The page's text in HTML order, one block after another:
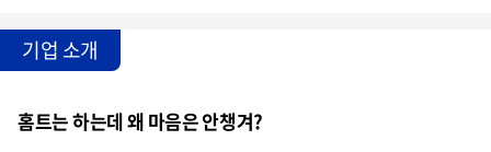
기업 소개
홈트는 하는데 왜 마음은 안챙겨?